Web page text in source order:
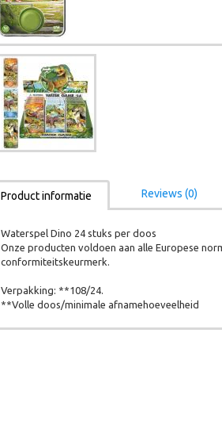
Product informatie Reviews (0)
Waterspel Dino 24 stuks per doos
Onze producten voldoen aan alle Europese
conformiteitskeurmerk.
Verpakking: **108/24.
**Volle doos/minimale afnamehoeveelheid